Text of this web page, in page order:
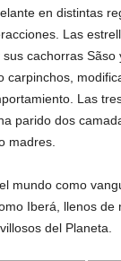
en distintas
Las
cachorras Sãso
carpinchos,
Las
parido dos
madres.
mundo como
Iberá, llenos de
del Planeta.